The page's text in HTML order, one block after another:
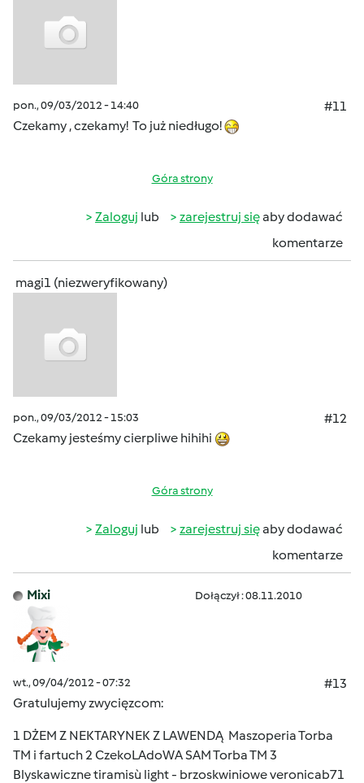
pon., 09/03/2012 - 14:40
#11
Czekamy , czekamy! To już niedługo!
Góra strony
Zaloguj lub zarejestruj sięaby dodawać
komentarze
magi1 (niezweryfikowany)
pon., 09/03/2012 - 15:03
#12
Czekamy jesteśmy cierpliwe hihihi
Góra strony
Zaloguj lub zarejestruj sięaby dodawać
komentarze
Mixi Dołączył : 08.11.2010
wt., 09/04/2012 - 07:32
#13
Gratulujemy zwycięzcom:
1 DŻEM Z NEKTARYNEK Z LAWENDĄ Maszoperia Torba
TM i fartuch 2 CzekoLAdoWA SAM Torba TM 3
Blyskawiczne tiramisù light - brzoskwiniowe veronicab71